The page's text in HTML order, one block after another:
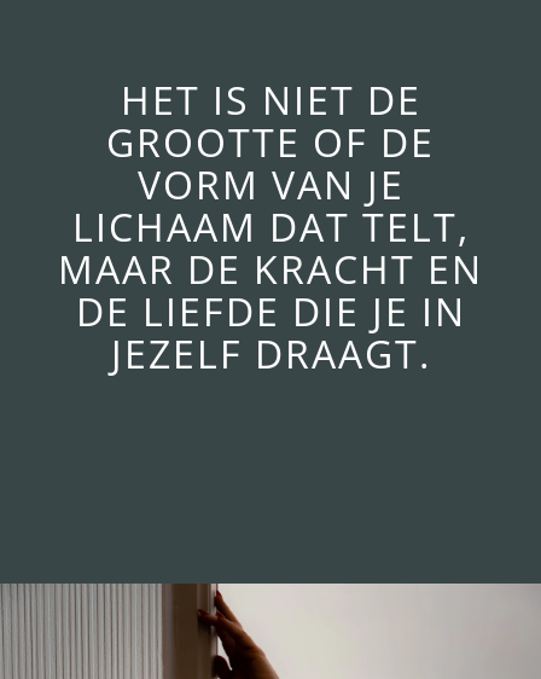
HET IS NIET DE
GROOTTE OF DE
VORM VAN JE
LICHAAM DAT TELT,
MAAR DE KRACHT EN
DE LIEFDE DIE JE IN
JEZELF DRAAGT.